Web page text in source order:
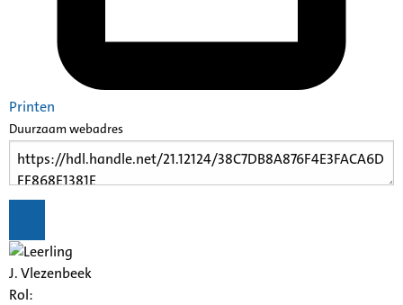
Printen
Duurzaam webadres
J. Vlezenbeek
Rol: